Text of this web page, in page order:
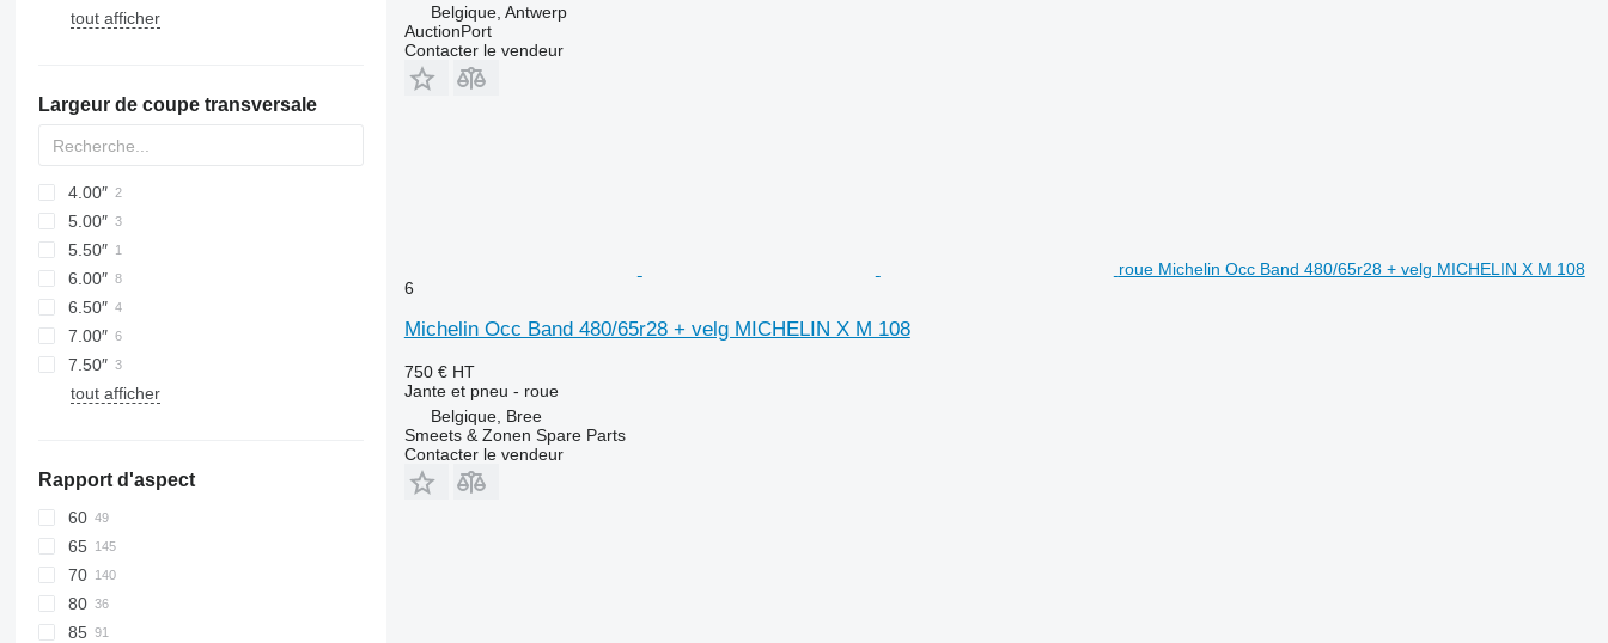
tout afficher
Largeur de coupe transversale
4.00″
5.00″
5.50″
6.00″
6.50″
7.00″
7.50″
tout afficher
Rapport d'aspect
60
65
70
80
85
Belgique, Antwerp
AuctionPort
Contacter le vendeur
roue Michelin Occ Band 480/65r28 + velg MICHELIN X M 108
6
Michelin Occ Band 480/65r28 + velg MICHELIN X M 108
750 € HT
Jante et pneu - roue
Belgique, Bree
Smeets & Zonen Spare Parts
Contacter le vendeur